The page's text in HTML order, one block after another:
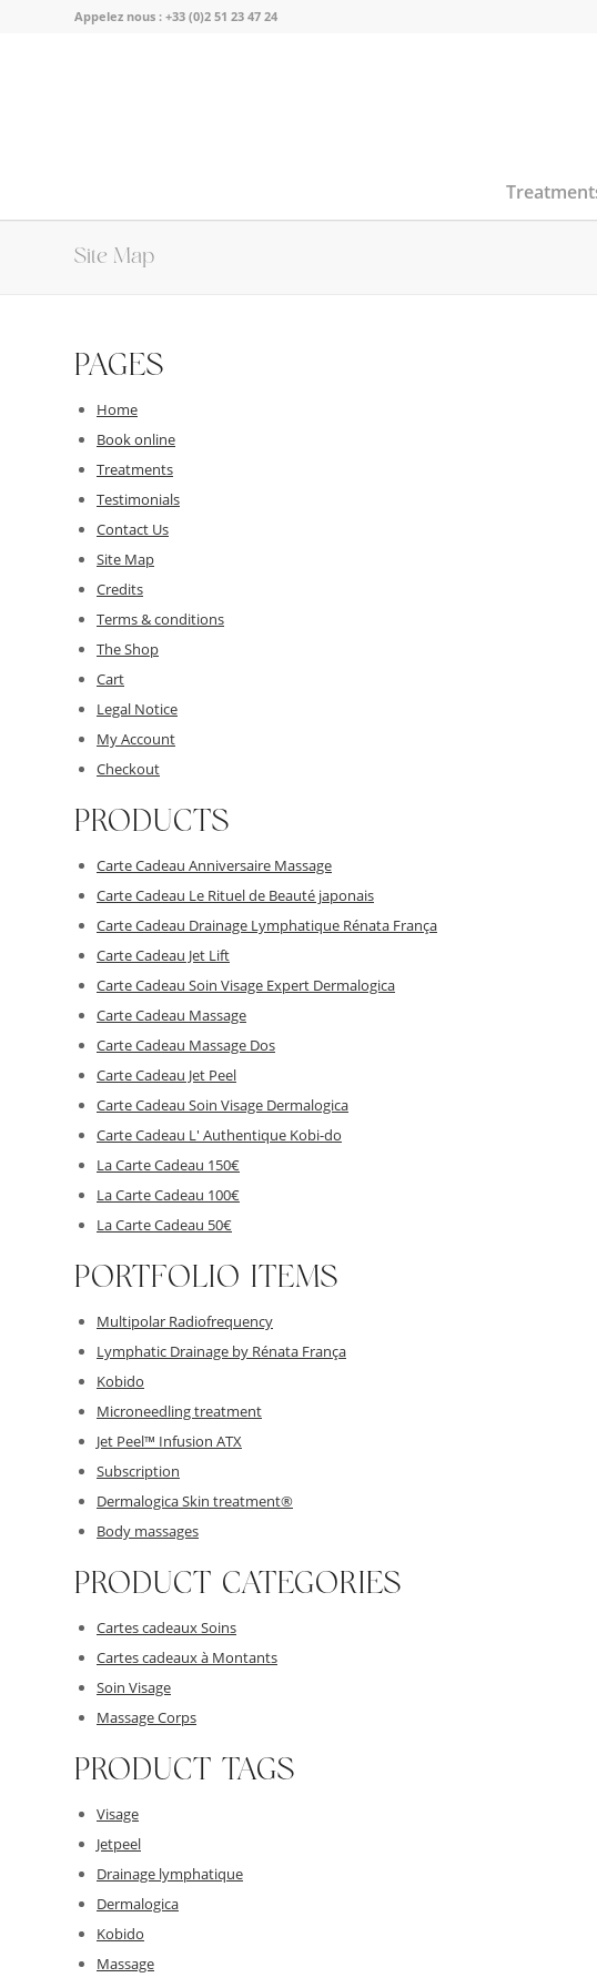
Appelez nous : +33 (0)2 51 23 47 24
Site Map
PAGES
Home
Book online
Treatments
Testimonials
Contact Us
Site Map
Credits
Terms & conditions
The Shop
Cart
Legal Notice
My Account
Checkout
PRODUCTS
Carte Cadeau Anniversaire Massage
Carte Cadeau Le Rituel de Beauté japonais
Carte Cadeau Drainage Lymphatique Rénata França
Carte Cadeau Jet Lift
Carte Cadeau Soin Visage Expert Dermalogica
Carte Cadeau Massage
Carte Cadeau Massage Dos
Carte Cadeau Jet Peel
Carte Cadeau Soin Visage Dermalogica
Carte Cadeau L' Authentique Kobi-do
La Carte Cadeau 150€
La Carte Cadeau 100€
La Carte Cadeau 50€
PORTFOLIO ITEMS
Multipolar Radiofrequency
Lymphatic Drainage by Rénata França
Kobido
Microneedling treatment
Jet Peel™ Infusion ATX
Subscription
Dermalogica Skin treatment®
Body massages
PRODUCT CATEGORIES
Cartes cadeaux Soins
Cartes cadeaux à Montants
Soin Visage
Massage Corps
PRODUCT TAGS
Visage
Jetpeel
Drainage lymphatique
Dermalogica
Kobido
Massage